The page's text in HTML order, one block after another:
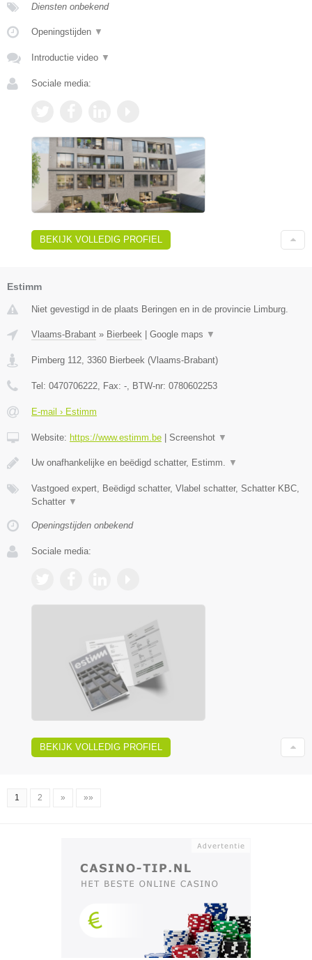
Diensten onbekend
Openingstijden ▼
Introductie video ▼
Sociale media:
BEKIJK VOLLEDIG PROFIEL
Estimm
Niet gevestigd in de plaats Beringen en in de provincie Limburg.
Vlaams-Brabant » Bierbeek Google maps ▼
Pimberg 112 3360 Bierbeek (Vlaams-Brabant)
Tel: 0470706222 , Fax: - , BTW-nr: 0780602253
E-mail › Estimm
Website: https://www.estimm.be Screenshot ▼
Uw onafhankelijke en beëdigd schatter, Estimm. ▼
Vastgoed expert, Beëdigd schatter, Vlabel schatter, Schatter KBC,
Schatter ▼
Openingstijden onbekend
Sociale media:
BEKIJK VOLLEDIG PROFIEL
1 2 » »»